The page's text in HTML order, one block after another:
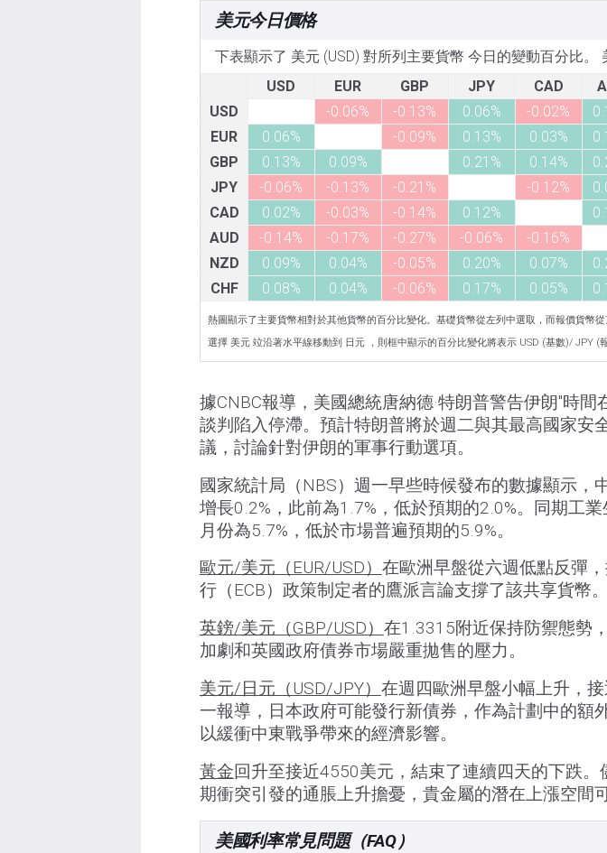
美元今日價格
下表顯示了 美元 (USD) 對所列主要貨幣 今日的變動百分比。
USD
EUR GBP JPY CAD
USD
-0.06% -0.13% 0.06% -0.02%
EUR
0.06% -0.09% 0.13% 0.03%
GBP
0.13% 0.09% 0.21% 0.14%
JPY
-0.06% -0.13% -0.21% -0.12%
CAD
0.02% -0.03% -0.14% 0.12%
AUD
-0.14% -0.17% -0.27% -0.06% -0.16%
NZD
0.09% 0.04% -0.05% 0.20% 0.07%
CHF
0.08% 0.04% -0.06% 0.17% 0.05%
熱圖顯示了主要貨幣相對於其他貨幣的百分比變化。基礎貨幣從左列中選取，而報價貨幣
選擇 美元 竝沿著水平線移動到 日元 ，則框中顯示的百分比變化將表示 USD (基數)/ JPY (報
據CNBC報導，美國總統唐納德·特朗普警告伊朗"時間
談判陷入停滯。預計特朗普將於週二與其最高國家安
議，討論針對伊朗的軍事行動選項。
國家統計局（NBS）週一早些時候發布的數據顯示，
增長0.2%，此前為1.7%，低於預期的2.0%。同期工
月份為5.7%，低於市場普遍預期的5.9%。
歐元/美元（EUR/USD） 在歐洲早盤從六週低點反彈
行（ECB）政策制定者的鷹派言論支撐了該共享貨幣。
英鎊/美元（GBP/USD） 在1.3315附近保持防禦態勢
加劇和英國政府債券市場嚴重拋售的壓力。
美元/日元（USD/JPY） 在週四歐洲早盤小幅上升，
一報導，日本政府可能發行新債券，作為計劃中的額
以緩衝中東戰爭帶來的經濟影響。
黃金回升至接近4550美元，結束了連續四天的下跌
期衝突引發的通脹上升擔憂，貴金屬的潛在上漲空間
美國利率常見問題（FAQ）